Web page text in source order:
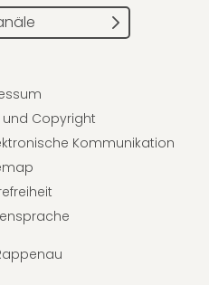
Copyright
Kommunikation